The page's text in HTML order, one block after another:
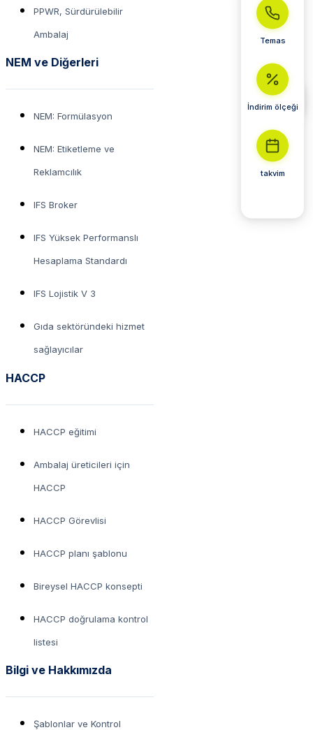
PPWR, Sürdürülebilir
Ambalaj
NEM ve Diğerleri
NEM: Formülasyon
NEM: Etiketleme ve
Reklamcılık
IFS Broker
IFS Yüksek Performanslı
Hesaplama Standardı
IFS Lojistik V 3
Gıda sektöründeki hizmet
sağlayıcılar
HACCP
HACCP eğitimi
Ambalaj üreticileri için
HACCP
HACCP Görevlisi
HACCP planı şablonu
Bireysel HACCP konsepti
HACCP doğrulama kontrol
listesi
Bilgi ve Hakkımızda
Şablonlar ve Kontrol
Temas
İndirim ölçeği
takvim